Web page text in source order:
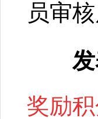
员审
奖励积